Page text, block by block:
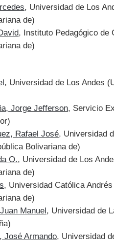
, Universidad de Los
de)
, Instituto Pedagógico de
de)
, Universidad de Los Andes
Jorge Jefferson, Servicio
Rafael José, Universidad
Bolivariana de)
O., Universidad de Los
de)
, Universidad Católica
de)
Manuel , Universidad de
José Armando, Universidad